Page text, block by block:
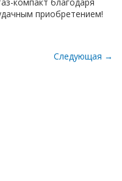
приобретением!
Следующая →